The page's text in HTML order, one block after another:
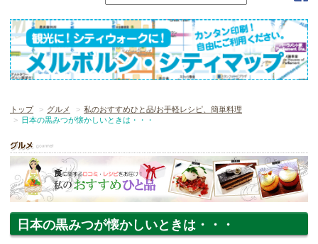
トップ グルメ
私のおすすめひと品/お手軽レシピ、簡単料理
日本の黒みつが懐かしいときは・・・
日本の黒みつが懐かしいときは・・・